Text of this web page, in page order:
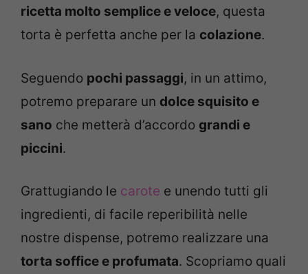
ricetta molto semplice e veloce, questa
torta è perfetta anche per la colazione.
Seguendo pochi passaggi, in un attimo,
potremo preparare un dolce squisito e
sano che metterà d’accordo grandi e
piccini.
Grattugiando le carote e unendo tutti gli
ingredienti, di facile reperibilità nelle
nostre dispense, potremo realizzare una
torta soffice e profumata. Scopriamo quali